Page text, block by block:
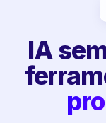
IA